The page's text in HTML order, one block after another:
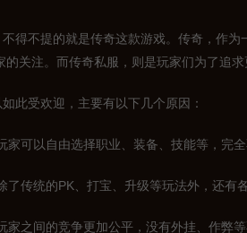
得不提的就是传奇这款游戏。传奇，作
关注。而传奇私服，则是玩家们为了追
此受欢迎，主要有以下几个原因：
家可以自由选择职业、装备、技能等，完全
了传统的PK、打宝、升级等玩法外，还有
家之间的竞争更加公平，没有外挂、作弊